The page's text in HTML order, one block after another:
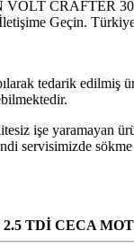
CRAFTER
Geçin.
tedarik
işe yaramayan
servisimizde
TDİ CECA